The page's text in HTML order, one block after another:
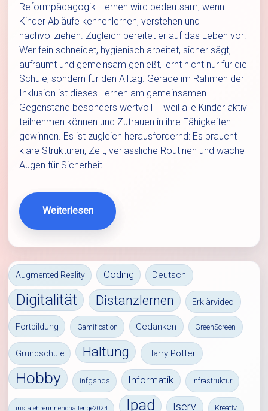
Reformpädagogik: Lernen wird bedeutsam, wenn
Kinder Abläufe kennenlernen, verstehen und
nachvollziehen. Zugleich bereitet er auf das Leben vor:
Wer fein schneidet, hygienisch arbeitet, sicher sägt,
aufräumt und gemeinsam genießt, lernt nicht nur für die
Schule, sondern für den Alltag. Gerade im Rahmen der
Inklusion ist dieses Lernen am gemeinsamen
Gegenstand besonders wertvoll – weil alle Kinder aktiv
teilnehmen können und Zutrauen in ihre Fähigkeiten
gewinnen. Es ist zugleich herausfordernd: Es braucht
klare Strukturen, Zeit, verlässliche Routinen und wache
Augen für Sicherheit.
Weiterlesen
Augmented Reality Coding Deutsch
Digitalität Distanzlernen Erklärvideo
Fortbildung Gamification Gedanken GreenScreen
Grundschule Haltung Harry Potter
Hobby infgsnds Informatik Infrastruktur
instalehrerinnenchallenge2024 Ipad Iserv Kreativ